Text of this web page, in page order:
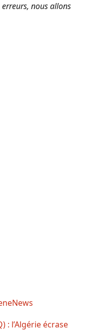
nous allons
: l’Algérie écrase